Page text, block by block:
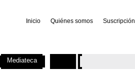
Inicio Quiénes somos Suscripción
Mediateca